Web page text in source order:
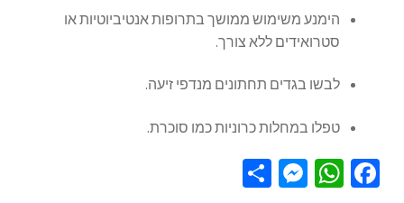
הימנע משימוש ממושך בתרופות אנטיביוטיות או
סטרואידים ללא צורך.
לבשו בגדים תחתונים מנדפי זיעה.
טפלו במחלות כרוניות כמו סוכרת.
Fa
W
M
S